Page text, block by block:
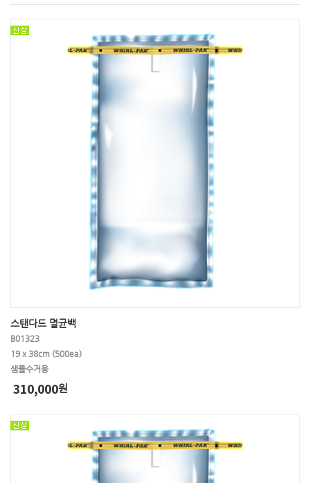
ATAGO
스탠다드 멸균백
B01323
19 x 38cm (500ea)
샘플수거용
310,000원